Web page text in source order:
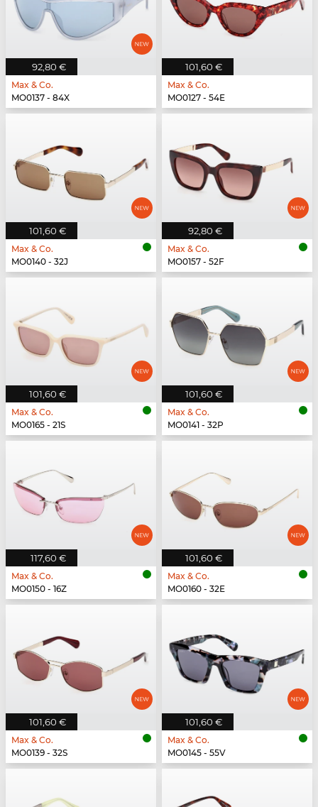
92,80 €
Max & Co.
MO0137 - 84X
101,60 €
Max & Co.
MO0127 - 54E
101,60 €
Max & Co.
MO0140 - 32J
92,80 €
Max & Co.
MO0157 - 52F
101,60 €
Max & Co.
MO0165 - 21S
101,60 €
Max & Co.
MO0141 - 32P
117,60 €
Max & Co.
MO0150 - 16Z
101,60 €
Max & Co.
MO0160 - 32E
101,60 €
Max & Co.
MO0139 - 32S
101,60 €
Max & Co.
MO0145 - 55V